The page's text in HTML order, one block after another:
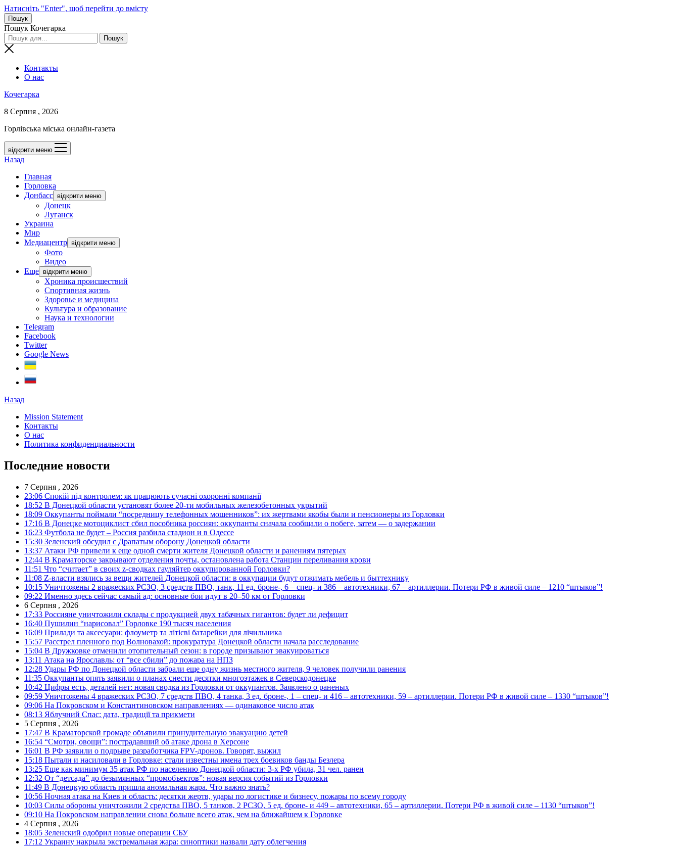
Натисніть "Enter", щоб перейти до вмісту
Пошук
Пошук Кочегарка
Контакты
О нас
Кочегарка
8 Серпня , 2026
Горлівська міська онлайн-газета
відкрити меню
Назад
Главная
Горловка
Донбасс відкрити меню
Донецк
Луганск
Украина
Мир
Медиацентр відкрити меню
Фото
Видео
Еще відкрити меню
Хроника происшествий
Спортивная жизнь
Здоровье и медицина
Культура и образование
Наука и технологии
Telegram
Facebook
Twitter
Google News
Назад
Mission Statement
Контакты
О нас
Политика конфиденциальности
Последние новости
7 Серпня , 2026
23:06 Спокій під контролем: як працюють сучасні охоронні компанії
18:52 В Донецкой области установят более 20-ти мобильных железобетонных укрытий
18:09 Оккупанты поймали “посредницу телефонных мошенников”: их жертвами якобы были и пенсионеры из Горловки
17:16 В Донецке мотоциклист сбил пособника россиян: оккупанты сначала сообщали о побеге, затем — о задержании
16:23 Футбола не будет – Россия разбила стадион и в Одессе
15:30 Зеленский обсудил с Драпатым оборону Донецкой области
13:37 Атаки РФ привели к еще одной смерти жителя Донецкой области и ранениям пятерых
12:44 В Краматорске закрывают отделения почты, остановлена работа Станции переливания крови
11:51 Что “считает” в своих z-сводках гауляйтер оккупированной Горловки?
11:08 Z-власти взялись за вещи жителей Донецкой области: в оккупации будут отжимать мебель и быттехнику
10:15 Уничтожены 2 вражеских РСЗО, 3 средств ПВО, танк, 11 ед. броне-, 6 – спец- и 386 – автотехники, 67 – артиллерии. Потери РФ в живой силе – 1210 “штыков”!
09:22 Именно здесь сейчас самый ад: основные бои идут в 20–50 км от Горловки
6 Серпня , 2026
17:33 Россияне уничтожили склады с продукцией двух табачных гигантов: будет ли дефицит
16:40 Пушилин “нарисовал” Горловке 190 тысяч населения
16:09 Прилади та аксесуари: флоуметр та літієві батарейки для лічильника
15:57 Расстрел пленного под Волновахой: прокуратура Донецкой области начала расследование
15:04 В Дружковке отменили отопительный сезон: в городе призывают эвакуироваться
13:11 Атака на Ярославль: от “все сбили” до пожара на НПЗ
12:28 Удары РФ по Донецкой области забрали еще одну жизнь местного жителя, 9 человек получили ранения
11:35 Оккупанты опять заявили о планах снести десятки многоэтажек в Северскодонецке
10:42 Цифры есть, деталей нет: новая сводка из Горловки от оккупантов. Заявлено о раненых
09:59 Уничтожены 4 вражеских РСЗО, 7 средств ПВО, 4 танка, 3 ед. броне-, 1 – спец- и 416 – автотехники, 59 – артиллерии. Потери РФ в живой силе – 1330 “штыков”!
09:06 На Покровском и Константиновском направлениях — одинаковое число атак
08:13 Яблучний Спас: дата, традиції та прикмети
5 Серпня , 2026
17:47 В Краматорской громаде объявили принудительную эвакуацию детей
16:54 “Смотри, овощи”: пострадавший об атаке дрона в Херсоне
16:01 В РФ заявили о подрыве разработчика FPV-дронов. Говорят, выжил
15:18 Пытали и насиловали в Горловке: стали известны имена трех боевиков банды Безлера
13:25 Еще как минимум 35 атак РФ по населению Донецкой области: 3-х РФ убила, 31 чел. ранен
12:32 От “детсада” до безымянных “промобъектов”: новая версия событий из Горловки
11:49 В Донецкую область пришла аномальная жара. Что важно знать?
10:56 Ночная атака на Киев и область: десятки жертв, удары по логистике и бизнесу, пожары по всему городу
10:03 Силы обороны уничтожили 2 средства ПВО, 5 танков, 2 РСЗО, 5 ед. броне- и 449 – автотехники, 65 – артиллерии. Потери РФ в живой силе – 1130 “штыков”!
09:10 На Покровском направлении снова больше всего атак, чем на ближайшем к Горловке
4 Серпня , 2026
18:05 Зеленский одобрил новые операции СБУ
17:12 Украину накрыла экстремальная жара: синоптики назвали дату облегчения